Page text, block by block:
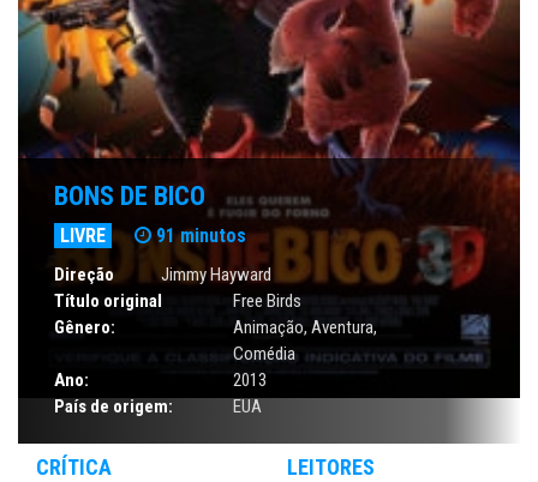
BONS DE BICO
LIVRE 91 minutos
Direção
Jimmy Hayward
Título original
Free Birds
Gênero:
Animação, Aventura,
Comédia
Ano:
2013
País de origem:
EUA
CRÍTICA LEITORES